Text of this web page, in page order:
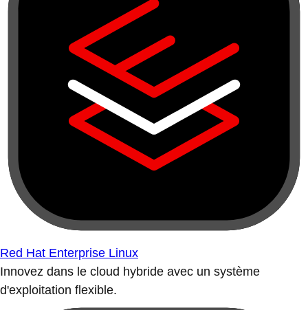
Red Hat Enterprise Linux
Innovez dans le cloud hybride avec un système
d'exploitation flexible.